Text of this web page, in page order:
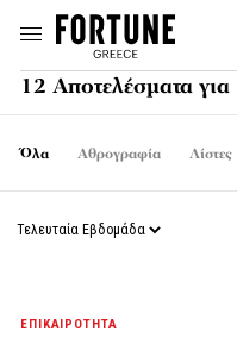
12 Αποτελέσματα για
Όλα Αθρογραφία Λίστες
ΕΠΙΚΑΙΡΟΤΗΤΑ